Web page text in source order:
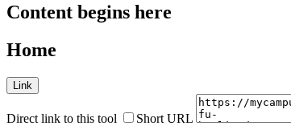
Content begins here
Home
Link
Direct link to this tool
Short URL